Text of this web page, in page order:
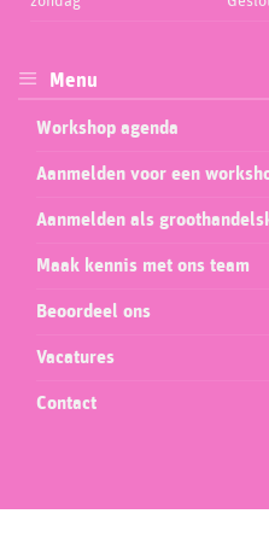
Menu
Workshop agenda
Aanmelden voor een
Aanmelden als
Maak kennis met ons team
Beoordeel ons
Vacatures
Contact